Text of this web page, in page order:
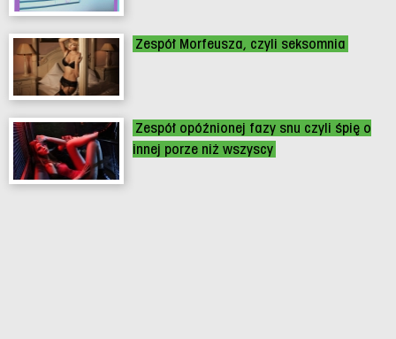
Zespół Morfeusza, czyli seksomnia
Zespół opóźnionej fazy snu czyli śpię o
innej porze niż wszyscy